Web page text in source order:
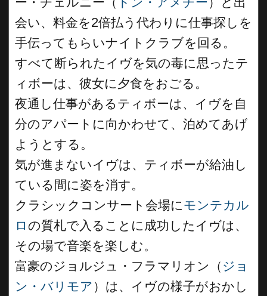
会い、料金を2倍払う代わりに仕事探しを
手伝ってもらいナイトクラブを回る。
すべて断られたイヴを気の毒に思ったテ
ィボーは、彼女に夕食をおごる。
夜通し仕事があるティボーは、イヴを自
分のアパートに向かわせて、泊めてあげ
ようとする。
気が進まないイヴは、ティボーが給油し
ている間に姿を消す。
クラシックコンサート会場に モンテカル
ロ の質札で入ることに成功したイヴは、
その場で音楽を楽しむ。
富豪のジョルジュ・フラマリオン（ ジョ
ン・バリモア ）は、イヴの様子がおかし